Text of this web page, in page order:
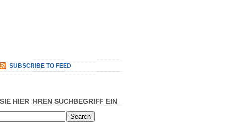
SUBSCRIBE TO FEED
HIER IHREN SUCHBEGRIFF EIN